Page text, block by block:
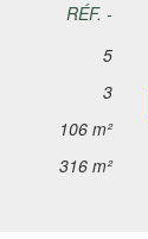
RÉF. -
5
3
106 m²
316 m²